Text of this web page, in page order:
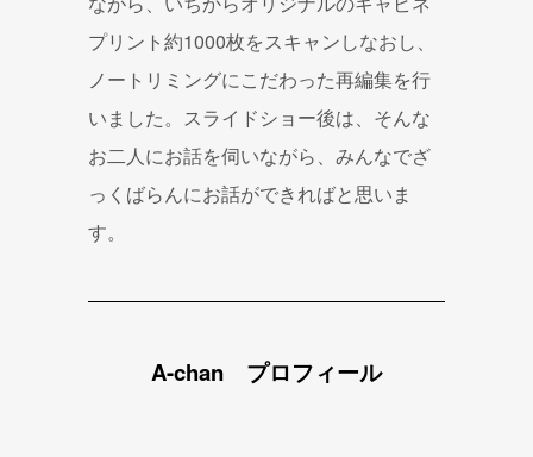
プリント約1000枚をスキャンしなおし、
ノートリミングにこだわった再編集を行
いました。スライドショー後は、そんな
お二人にお話を伺いながら、みんなでざ
っくばらんにお話ができればと思いま
す。
A-chan プロフィール